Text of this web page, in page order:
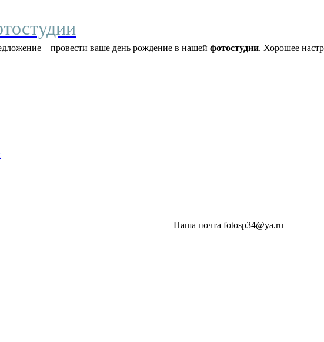
– провести ваше день рождение в нашей фотостудии. Хорошее
Наша почта fotosp34@ya.ru